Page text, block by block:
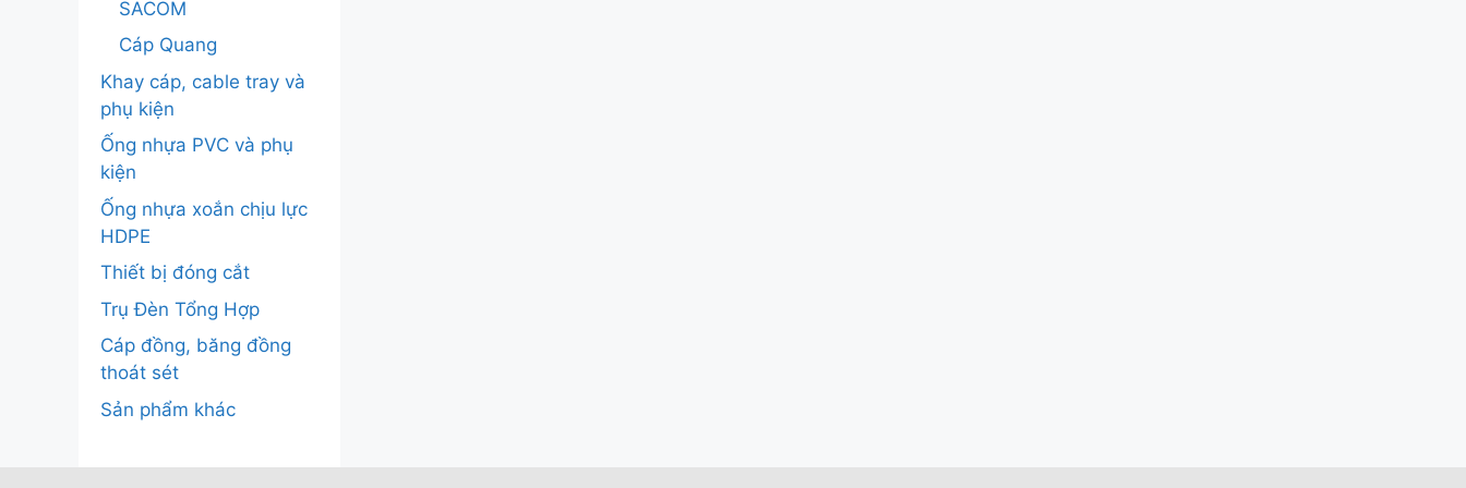
SACOM
Cáp Quang
Khay cáp, cable tray và
phụ kiện
Ống nhựa PVC và phụ
kiện
Ống nhựa xoắn chịu lực
HDPE
Thiết bị đóng cắt
Trụ Đèn Tổng Hợp
Cáp đồng, băng đồng
thoát sét
Sản phẩm khác